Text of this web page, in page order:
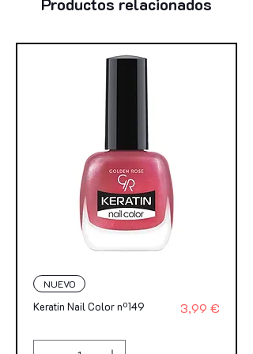
NUEVO
Keratin Nail Color nº149 Precio
3,99 €